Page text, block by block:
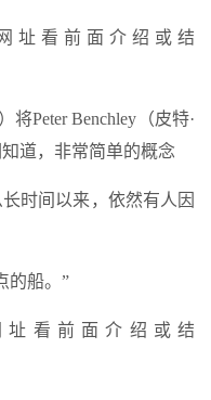
址看前面介绍或结
将Peter Benchley（皮特·
道，非常简单的概念
时间以来，依然有人因
的船。”
看前面介绍或结